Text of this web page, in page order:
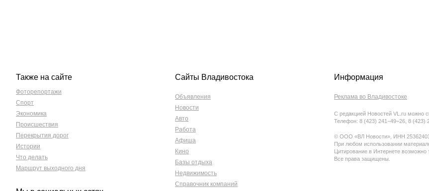
Также на сайте
Фоторепортажи
Спорт
Экономика
Происшествия
Перекрытия дорог
Истории
Что делать
Маршрут выходного дня
Сайты Владивостока
Объявления
Новости
Авто
Работа
Афиша
Кино
Базы отдыха
Недвижимость
Справочник компаний
Информация
Реклама во Владивостоке
С редакцией Новостей VL.ru можно
Телефон: 8 (423) 241−49−26, 8 (423)
© ООО «ВЛ Новости», ИНН
При любом использовании
Цитирование в Интернете возможно
Все права защищены.